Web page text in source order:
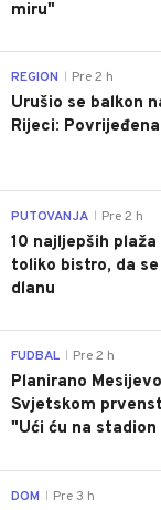
miru"
REGION Pre 2 h
Urušio se balkon
Rijeci:
PUTOVANJA Pre 2 h
10 najljepših plaža
toliko bistro, da
dlanu
FUDBAL Pre 2 h
Planirano
Svjetskom
"Ući ću na
DOM Pre 3 h